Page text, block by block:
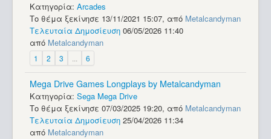
Κατηγορία: Arcades
Το θέμα ξεκίνησε 13/11/2021 15:07, από Metalcandyman
Τελευταία Δημοσίευση 06/05/2026 11:40
από Metalcandyman
1 2 3 ... 6
Mega Drive Games Longplays by Metalcandyman
Κατηγορία: Sega Mega Drive
Το θέμα ξεκίνησε 07/03/2025 19:20, από Metalcandyman
Τελευταία Δημοσίευση 25/04/2026 11:34
από Metalcandyman